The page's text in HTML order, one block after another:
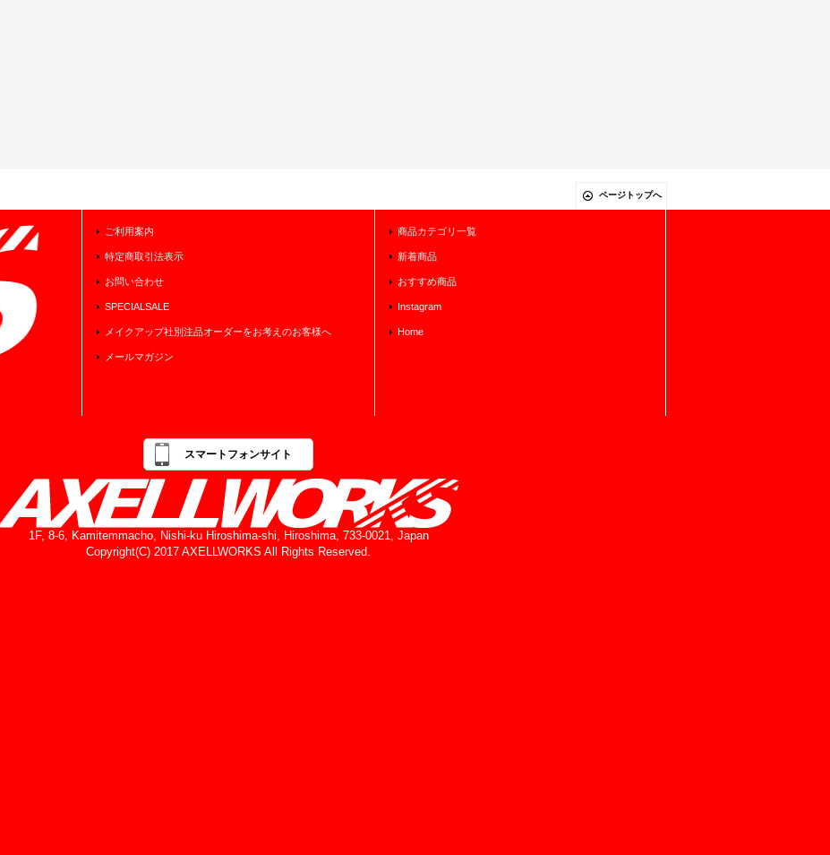
ページトップへ
ご利用案内
特定商取引法表示
お問い合わせ
SPECIALSALE
メイクアップ社別注品オーダーをお考えのお客様へ
メールマガジン
商品カテゴリ一覧
新着商品
おすすめ商品
Instagram
Home
スマートフォンサイト
1F, 8-6, Kamitemmacho, Nishi-ku Hiroshima-shi, Hiroshima, 733-0021, Japan
Copyright(C) 2017 AXELLWORKS All Rights Reserved.